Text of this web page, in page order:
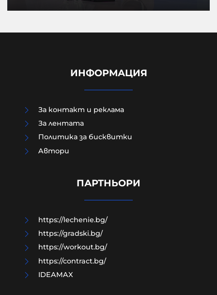
убийците от Младежкия хълм
ИНФОРМАЦИЯ
За контакт и реклама
За лентата
Политика за бисквитки
Aвтори
ПАРТНЬОРИ
https://lechenie.bg/
https://gradski.bg/
https://workout.bg/
https://contract.bg/
IDEAMAX